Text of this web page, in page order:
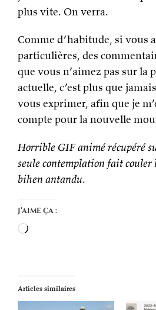
plus vite. On verra.
Comme d’habitude, si vous
particulières, des
que vous n’aimez pas sur la
actuelle, c’est plus que
vous exprimer, afin que je
compte pour la nouvelle
Horrible GIF animé récupéré
seule contemplation fait couler
bihen antandu.
J’aime ça :
Chargement…
Articles similaires